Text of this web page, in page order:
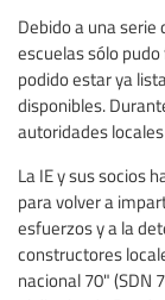
Debido a una
escuelas sólo
podido estar ya
disponibles.
autoridades
La IE y sus socios
para volver a
esfuerzos y a la
constructores
nacional 70" (SDN